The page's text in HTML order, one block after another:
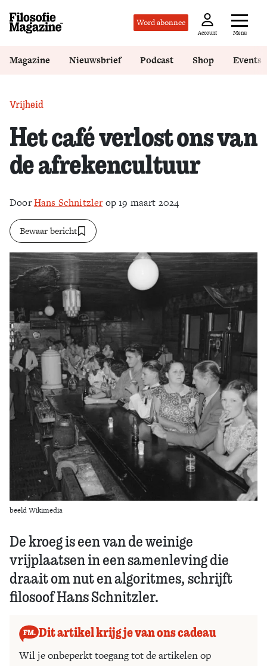
Word abonnee
Account Menu
Zoek
Magazine Nieuwsbrief Podcast Shop Events
Vrijheid
Het café verlost ons van
de afrekencultuur
DoorHans Schnitzler op 19 maart 2024
Bewaar bericht
beeld Wikimedia
De kroeg is een van de weinige
vrijplaatsen in een samenleving die
draait om nut en algoritmes, schrijft
filosoof Hans Schnitzler.
Dit artikel krijg je van ons cadeau
Wil je onbeperkt toegang tot de artikelen op